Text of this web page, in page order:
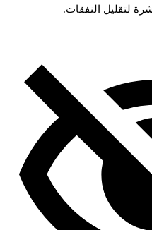
لتقليل النفقات.